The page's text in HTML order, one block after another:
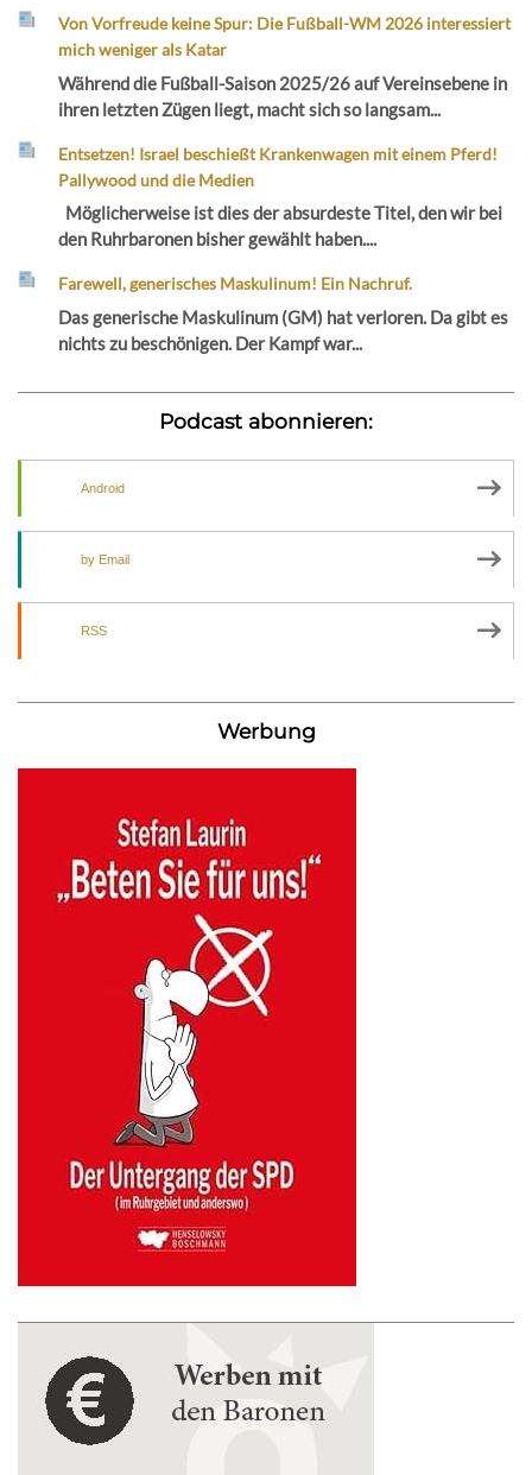
Von Vorfreude keine Spur: Die Fußball-WM 2026 interessiert
mich weniger als Katar
Während die Fußball-Saison 2025/26 auf Vereinsebene in
ihren letzten Zügen liegt, macht sich so langsam...
Entsetzen! Israel beschießt Krankenwagen mit einem Pferd!
Pallywood und die Medien
Möglicherweise ist dies der absurdeste Titel, den wir bei
den Ruhrbaronen bisher gewählt haben....
Farewell, generisches Maskulinum! Ein Nachruf.
Das generische Maskulinum (GM) hat verloren. Da gibt es
nichts zu beschönigen. Der Kampf war...
Podcast abonnieren:
Android
by Email
RSS
Werbung